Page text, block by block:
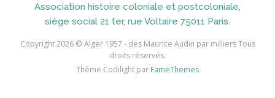
AIDI
AININE Abdelkader
Association histoire coloniale et postcoloniale,
siège social 21 ter, rue Voltaire 75011 Paris.
Copyright 2026 © Alger 1957 - des Maurice Audin par milliers Tous
droits réservés.
Thème Codilight par FameThemes